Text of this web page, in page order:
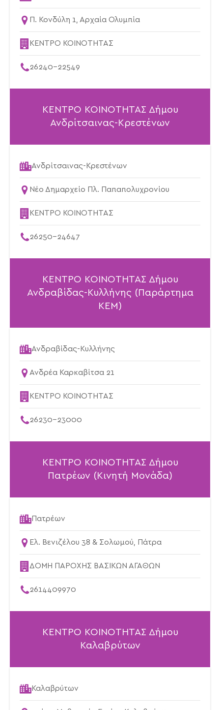
Π. Κονδύλη 1, Αρχαία Ολυμπία
ΚΕΝΤΡΟ ΚΟΙΝΟΤΗΤΑΣ
26240-22549
ΚΕΝΤΡΟ ΚΟΙΝΟΤΗΤΑΣ Δήμου
Ανδρίτσαινας-Κρεστένων
Ανδρίτσαινας-Κρεστένων
Νέο Δημαρχείο Πλ. Παπαπολυχρονίου
ΚΕΝΤΡΟ ΚΟΙΝΟΤΗΤΑΣ
26250-24647
ΚΕΝΤΡΟ ΚΟΙΝΟΤΗΤΑΣ Δήμου
Ανδραβίδας-Κυλλήνης (Παράρτημα
ΚΕΜ)
Ανδραβίδας-Κυλλήνης
Ανδρέα Καρκαβίτσα 21
ΚΕΝΤΡΟ ΚΟΙΝΟΤΗΤΑΣ
26230-23000
ΚΕΝΤΡΟ ΚΟΙΝΟΤΗΤΑΣ Δήμου
Πατρέων (Κινητή Μονάδα)
Πατρέων
Ελ. Βενιζέλου 38 & Σολωμού, Πάτρα
ΔΟΜΗ ΠΑΡΟΧΗΣ ΒΑΣΙΚΩΝ ΑΓΑΘΩΝ
2614409970
ΚΕΝΤΡΟ ΚΟΙΝΟΤΗΤΑΣ Δήμου
Καλαβρύτων
Καλαβρύτων